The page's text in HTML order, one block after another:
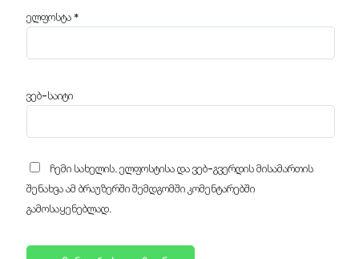
ელფოსტა *
ვებ-საიტი
ჩემი სახელის. ელფოსტისა და ვებ-გვერდის მისამართის
შენახვა ამ ბრაუზერში შემდგომში კომენტარებში
გამოსაყენებლად.